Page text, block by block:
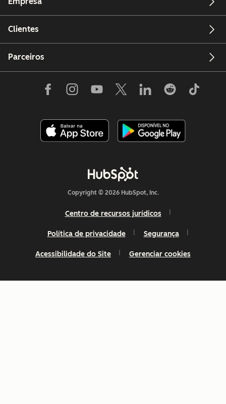
Clientes
Parceiros
Copyright © 2026 HubSpot, Inc.
Centro de recursos jurídicos
Política de privacidade Segurança
Acessibilidade do Site Gerenciar cookies